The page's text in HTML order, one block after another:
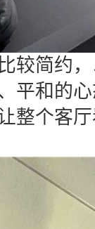
较简约
平和的
整个客